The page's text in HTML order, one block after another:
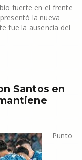
fuerte en el frente
la nueva
fue la ausencia del
Santos en
Punto